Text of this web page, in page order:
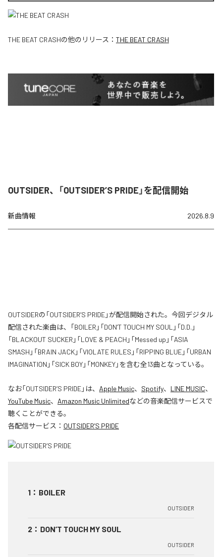
THE BEAT CRASHの他のリリース： THE BEAT CRASH
OUTSIDER、「OUTSIDER’S PRIDE」を配信開始
新曲情報 2026.8.9
OUTSIDERの「OUTSIDER’S PRIDE」が配信開始された。今回デジタル
配信された楽曲は、「BOILER」「DON’T TOUCH MY SOUL」「D.D.」
「BLACKOUT SUCKER」「LOVE & PEACH」「Messed up」「ASIA
SMASH」「BRAIN JACK」「VIOLATE RULES」「RIPPING BLUE」「URBAN
IMAGINATION」「SICK BOY」「MONKEY」を含む全13曲となっている。
なお「OUTSIDER’S PRIDE」は、 Apple Music、 Spotify、 LINE MUSIC、
YouTube Music、 Amazon Music Unlimitedなどの音楽配信サービスで
聴くことができる。
各配信サービス： OUTSIDER’S PRIDE
1 ： BOILER
OUTSIDER
2 ： DON’T TOUCH MY SOUL
OUTSIDER